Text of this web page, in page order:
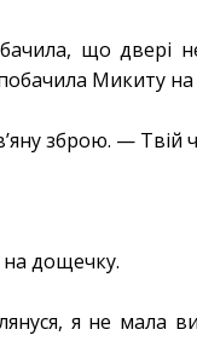
що двері
Микиту на
зброю. — Твій
дощечку.
я не мала